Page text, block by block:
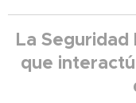
La Seguridad
que